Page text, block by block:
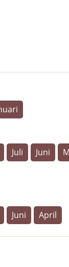
Juli Juni
Juni April